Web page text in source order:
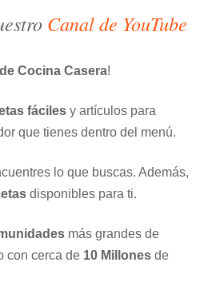
Canal de YouTube
Cocina Casera!
fáciles y artículos para
que tienes dentro del menú.
lo que buscas. Además,
disponibles para ti.
más grandes de
con cerca de 10 Millones de